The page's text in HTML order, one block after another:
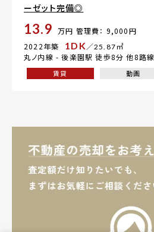
ーゼット完備◎
13.9 万円 管理費： 9,000円
2022年築
1DK／25.87㎡
丸ノ内線 -後楽園駅 徒歩8分 他8路線
賃貸 動画